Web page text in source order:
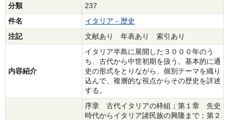
分類
237
件名
イタリア－歴史
注記
文献あり 年表あり 索引あり
内容紹介
イタリア半島に展開した３０００年のう
ち、古代から中世初期を扱う。基本的に通
史の形式をとりながら、個別テーマを織り
込んで、複層的な視点からその歴史を詳述
する。
序章 古代イタリアの枠組；第１章 先史
時代からイタリア諸民族の興隆まで；第２